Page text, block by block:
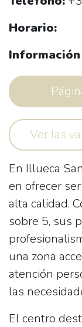
Horario:
Ver las
En Illueca
en ofrecer
alta calidad.
sobre 5, sus
una zona
atención
las
El centro